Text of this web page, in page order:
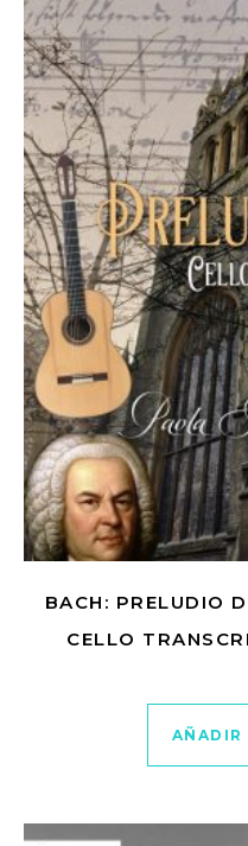
BACH: PRELUDIO
CELLO
AÑADIR